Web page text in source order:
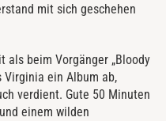
mit sich geschehen
als beim Vorgänger „Bloody
ein Album ab,
verdient. Gute 50 Minuten
einem wilden